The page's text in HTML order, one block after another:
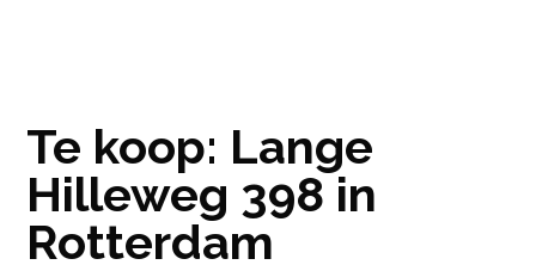
Te koop: Lange
Hilleweg 398 in
Rotterdam